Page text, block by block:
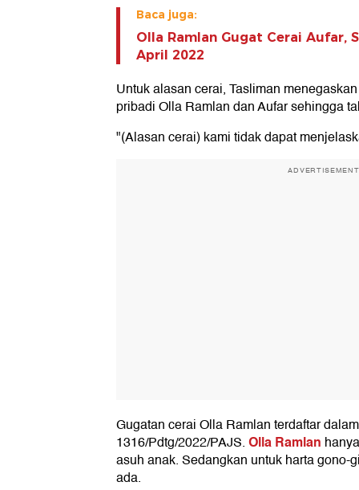
Baca juga:
Olla Ramlan Gugat Cerai Aufar,
April 2022
Untuk alasan cerai, Tasliman
pribadi Olla Ramlan dan Aufar sehingga
"(Alasan cerai) kami tidak dapat
ADVERTISEMENT
Gugatan cerai Olla Ramlan terdaftar
1316/Pdtg/2022/PAJS.Olla Ramlan
asuh anak. Sedangkan untuk harta gono-
ada.